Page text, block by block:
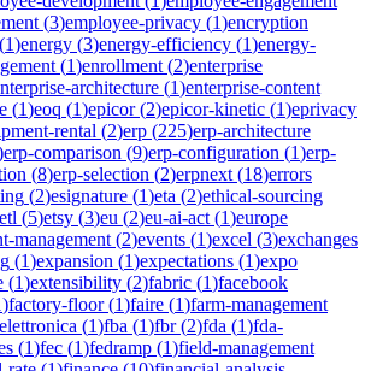
(3)employee-privacy (1)encryption
(1)energy (3)energy-efficiency (1)energy-
(1)enrollment (2)enterprise
architecture (1)enterprise-content
(1)eoq (1)epicor(2)epicor-kinetic (1)eprivacy
rental (2)erp (225)erp-architecture
erp-comparison (9)erp-configuration (1)erp-
(8)erp-selection (2)erpnext (18)errors
(2)esignature (1)eta (2)ethical-sourcing
etl (5)etsy (3)eu (2)eu-ai-act (1)europe
management (2)events (1)excel (3)exchanges
(1)expansion (1)expectations (1)expo
(1)extensibility (2)fabric (1)facebook
)factory-floor(1)faire (1)farm-management
(1)fba (1)fbr(2)fda (1)fda-
(1)fec (1)fedramp (1)field-management